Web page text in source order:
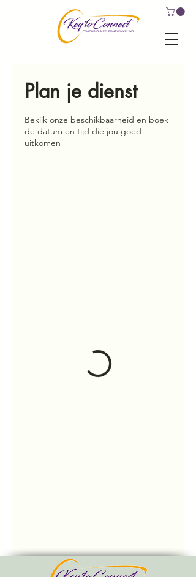
Plan je dienst
Bekijk onze beschikbaarheid en boek
de datum en tijd die jou goed
uitkomen